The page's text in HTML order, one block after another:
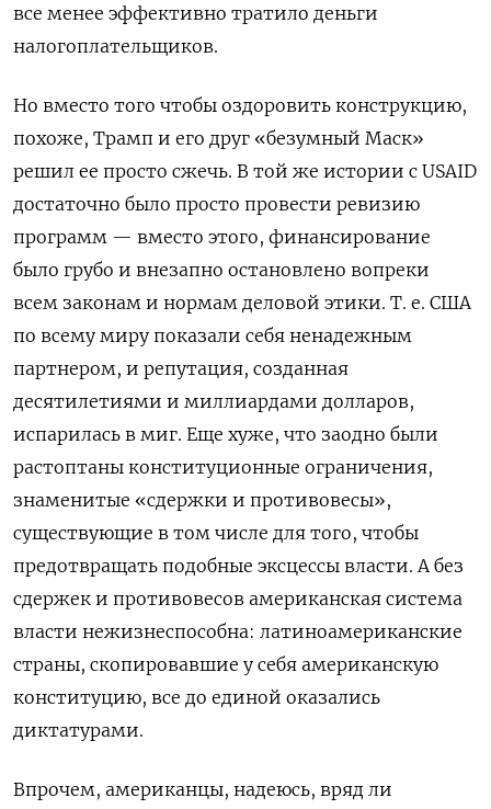
все менее эффективно тратило деньги
налогоплательщиков.
Но вместо того чтобы оздоровить конструкцию,
похоже, Трамп и его друг «безумный Маск»
решил ее просто сжечь. В той же истории с USAID
достаточно было просто провести ревизию
программ — вместо этого, финансирование
было грубо и внезапно остановлено вопреки
всем законам и нормам деловой этики. Т. е. США
по всему миру показали себя ненадежным
партнером, и репутация, созданная
десятилетиями и миллиардами долларов,
испарилась в миг. Еще хуже, что заодно были
растоптаны конституционные ограничения,
знаменитые «сдержки и противовесы»,
существующие в том числе для того, чтобы
предотвращать подобные эксцессы власти. А без
сдержек и противовесов американская система
власти нежизнеспособна: латиноамериканские
страны, скопировавшие у себя американскую
конституцию, все до единой оказались
диктатурами.
Впрочем, американцы, надеюсь, вряд ли